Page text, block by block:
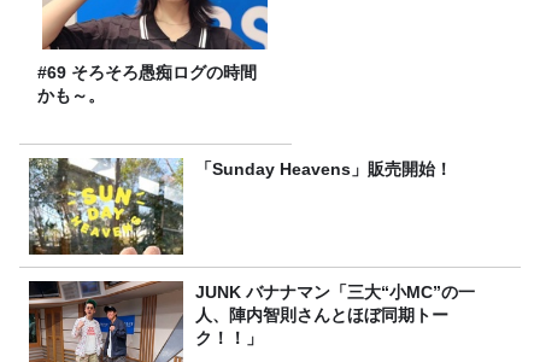
#69 そろそろ愚痴ログの時間
かも～。
「Sunday Heavens」販売開始！
JUNK バナナマン「三大“小MC”の一
人、陣内智則さんとほぼ同期トー
ク！！」